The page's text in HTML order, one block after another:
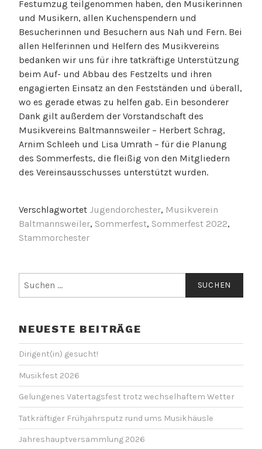
Festumzug teilgenommen haben, den Musikerinnen
und Musikern, allen Kuchenspendern und
Besucherinnen und Besuchern aus Nah und Fern. Bei
allen Helferinnen und Helfern des Musikvereins
bedanken wir uns für ihre tatkräftige Unterstützung
beim Auf- und Abbau des Festzelts und ihren
engagierten Einsatz an den Festständen und überall,
wo es gerade etwas zu helfen gab. Ein besonderer
Dank gilt außerdem der Vorstandschaft des
Musikvereins Baltmannsweiler – Herbert Schrag,
Arnim Schleeh und Lisa Umrath – für die Planung
des Sommerfests, die fleißig von den Mitgliedern
des Vereinsausschusses unterstützt wurden.
Verschlagwortet Jugendorchester, Musikverein
Baltmannsweiler, Sommerfest, Sommerfest 2022,
Stammorchester
nach:
NEUESTE BEITRÄGE
Dirigent(in) gesucht!
Musikfest 2026
Gelungenes Vatertagsfest trotz wechselhaftem Wetter
Tatkräftiger Frühjahrsputz rund ums Musikhäusle
Jahreshauptversammlung 2026